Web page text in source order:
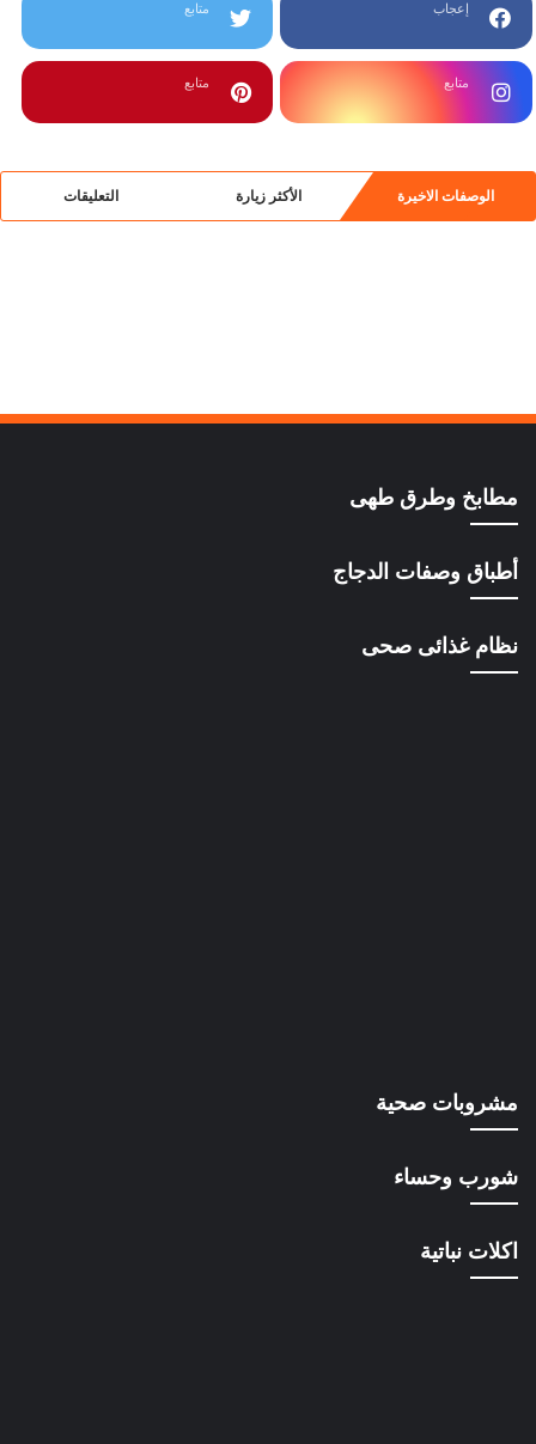
إعجاب متابع
متابع متابع
الوصفات الاخيرة الأكثر زيارة التعليقات
مطابخ وطرق طهى
أطباق وصفات الدجاج
نظام غذائى صحى
مشروبات صحية
شورب وحساء
اكلات نباتية